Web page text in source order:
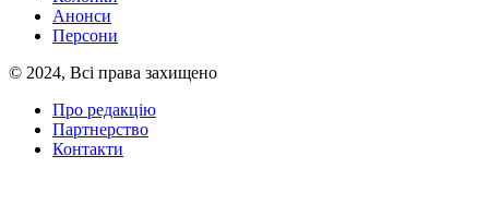
Анонси
Персони
© 2024, Всі права захищено
Про редакцію
Партнерство
Контакти